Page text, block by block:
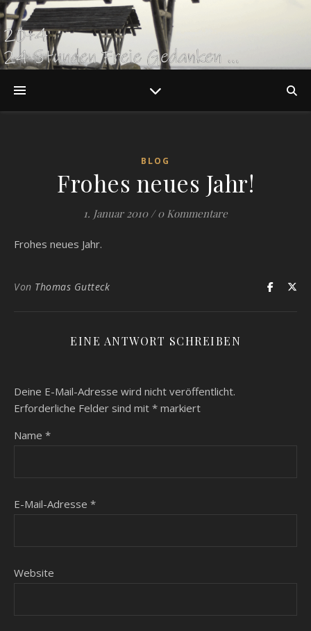
BLOG
Frohes neues Jahr!
1. Januar 2010 / 0 Kommentare
Frohes neues Jahr.
Von Thomas Gutteck
EINE ANTWORT SCHREIBEN
Deine E-Mail-Adresse wird nicht veröffentlicht.
Erforderliche Felder sind mit * markiert
Name *
E-Mail-Adresse *
Website